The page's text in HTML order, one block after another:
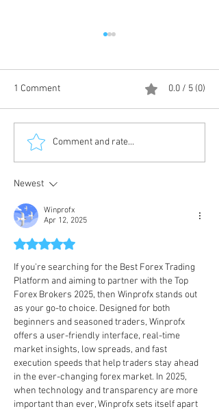
Çin'in Parazite Dayanıklı
1 Comment 0.0 / 5 (0)
Comment and rate...
Newest
Winprofx
Apr 12, 2025
Rated 5 out of 5 stars.
If you're searching for the Best Forex Trading
Platform and aiming to partner with the Top
Forex Brokers 2025, then Winprofx stands out
as your go-to choice. Designed for both
beginners and seasoned traders, Winprofx
offers a user-friendly interface, real-time
market insights, low spreads, and fast
execution speeds that help traders stay ahead
in the ever-changing forex market. In 2025,
when technology and transparency are more
important than ever, Winprofx sets itself apart